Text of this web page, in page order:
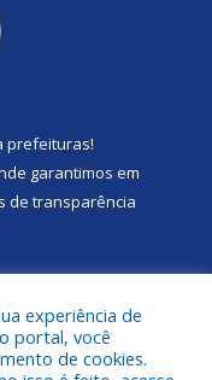
prefeituras!
garantimos em
de transparência
experiência de
portal, você
de cookies.